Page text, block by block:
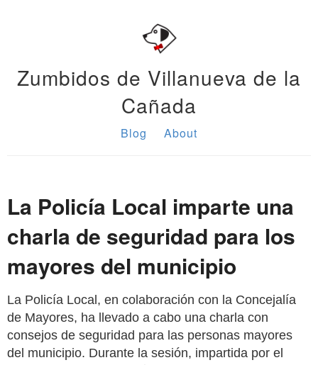
Zumbidos de Villanueva de la
Cañada
Blog About
La Policía Local imparte una
charla de seguridad para los
mayores del municipio
La Policía Local, en colaboración con la Concejalía
de Mayores, ha llevado a cabo una charla con
consejos de seguridad para las personas mayores
del municipio. Durante la sesión, impartida por el